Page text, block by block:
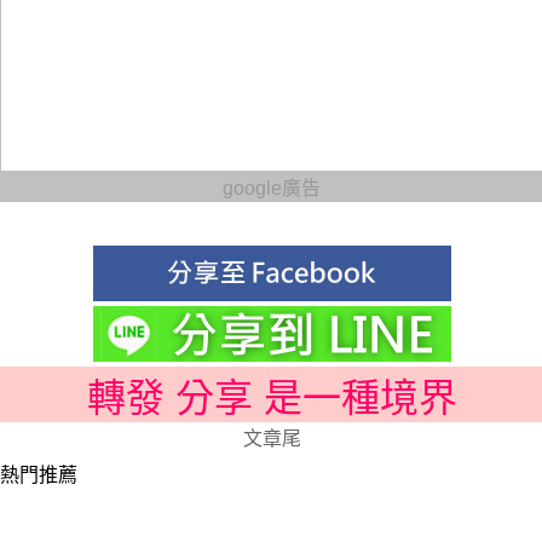
google廣告
轉發 分享 是一種境界
文章尾
熱門推薦